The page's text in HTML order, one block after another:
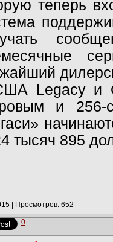
теперь
Legacy и
и 256-
тысяч 895
Просмотров: 652
0